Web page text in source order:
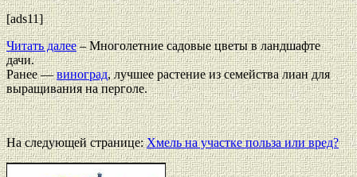
[ads11]
Читать далее– Многолетние садовые цветы в ландшафте
дачи.
Ранее —виноград, лучшее растение из семейства лиан для
выращивания на перголе.
На следующей странице:Хмель на участке польза или вред?